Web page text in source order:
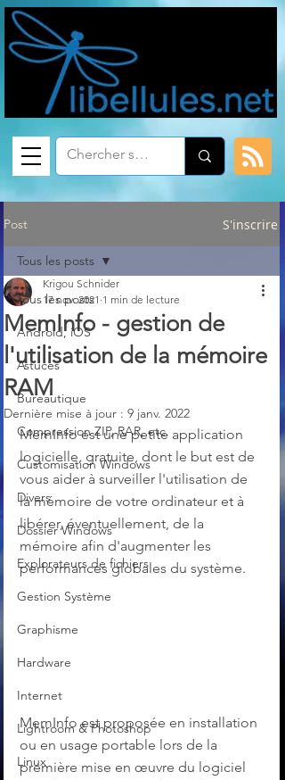
Post S'inscrire
Tous les posts
Android, iOS
Astuces
Bureautique
Compression ZIP, RAR, etc.
Customisation Windows
Divers
Dossier Windows
Explorateurs de fichiers
Gestion Système
Graphisme
Hardware
Internet
Lightroom & Photoshop
Linux
Tous les posts
MemInfo - gestion de
l'utilisation de la mémoire
RAM
Krigou Schnider
17 nov. 2021 1 min de lecture
Dernière mise à jour : 9 janv. 2022
MemInfo est une petite application
logicielle, gratuite, dont le but est de
vous aider à surveiller l'utilisation de
la mémoire de votre ordinateur et à
libérer, éventuellement, de la
mémoire afin d'augmenter les
performances globales du système.
MemInfo est proposée en installation
ou en usage portable lors de la
première mise en œuvre du logiciel